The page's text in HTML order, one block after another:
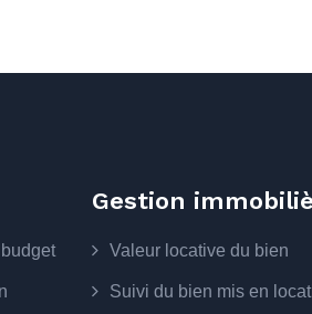
Gestion
Valeur locative du bien
Suivi du bien mis en